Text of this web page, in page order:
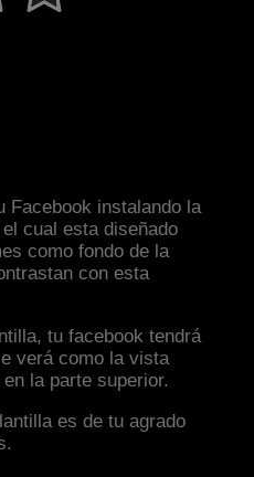
Facebook instalando la
cual esta diseñado
como fondo de la
con esta
tu facebook tendrá
verá como la vista
la parte superior.
es de tu agrado